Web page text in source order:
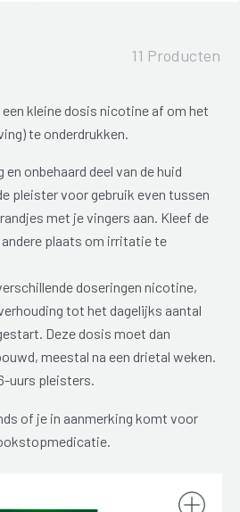
11 Producten
kleine dosis nicotine af om het
te onderdrukken.
onbehaard deel van de huid
pleister voor gebruik even tussen
met je vingers aan. Kleef de
plaats om irritatie te
doseringen nicotine,
tot het dagelijks aantal
Deze dosis moet dan
meestal na een drietal weken.
uurs pleisters.
of je in aanmerking komt voor